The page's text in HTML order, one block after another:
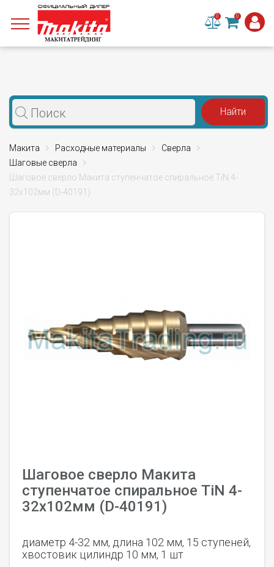
0 0
Макита Расходные материалы
Сверла
Шаговые сверла
Шаговое сверло Макита ступенчатое спиральное TiN 4-
32х102мм (D-40191)
Шаговое сверло Макита
ступенчатое спиральное TiN 4-
32х102мм (D-40191)
диаметр 4-32 мм, длина 102 мм, 15 ступеней,
хвостовик цилиндр 10 мм, 1 шт